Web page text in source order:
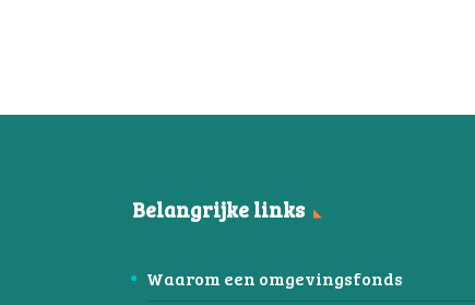
Belangrijke links
Waarom een omgevingsfonds